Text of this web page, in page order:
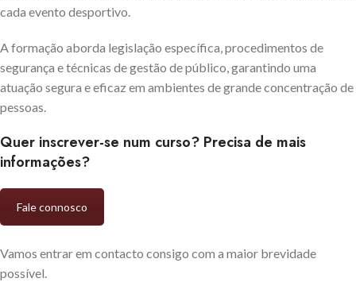
cada evento desportivo.
A formação aborda legislação específica, procedimentos de
segurança e técnicas de gestão de público, garantindo uma
atuação segura e eficaz em ambientes de grande concentração de
pessoas.
Quer inscrever-se num curso? Precisa de mais
informações?
Fale connosco
Vamos entrar em contacto consigo com a maior brevidade
possível.